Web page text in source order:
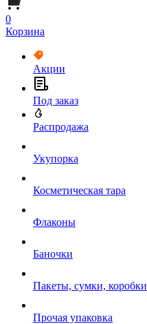
0
Корзина
Акции
Под заказ
Распродажа
Укупорка
Косметическая тара
Флаконы
Баночки
Пакеты, сумки, коробки
Прочая упаковка